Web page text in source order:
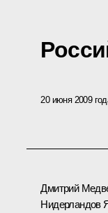
20 июня 2009
Дмитрий
Нидерландов